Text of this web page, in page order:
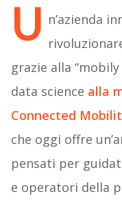
U n’azienda
grazie alla
data science alla
Connected
che oggi offre
pensati per
e operatori della